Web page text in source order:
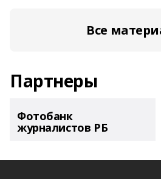
Все
Партнеры
Фотобанк
журналистов РБ